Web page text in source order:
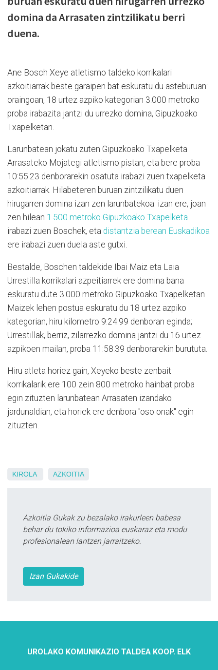
domina da Arrasaten zintzilikatu berri
duena.
Ane Bosch Xeye atletismo taldeko korrikalari
azkoitiarrak beste garaipen bat eskuratu du asteburuan:
oraingoan, 18 urtez azpiko kategorian 3.000 metroko
proba irabazita jantzi du urrezko domina, Gipuzkoako
Txapelketan.
Larunbatean jokatu zuten Gipuzkoako Txapelketa
Arrasateko Mojategi atletismo pistan, eta bere proba
10:55.23 denborarekin osatuta irabazi zuen txapelketa
azkoitiarrak. Hilabeteren buruan zintzilikatu duen
hirugarren domina izan zen larunbatekoa: izan ere, joan
zen hilean 1.500 metroko Gipuzkoako Txapelketa
irabazi zuen Boschek, eta distantzia berean Euskadikoa
ere irabazi zuen duela aste gutxi.
Bestalde, Boschen taldekide Ibai Maiz eta Laia
Urrestilla korrikalari azpeitiarrek ere domina bana
eskuratu dute 3.000 metroko Gipuzkoako Txapelketan.
Maizek lehen postua eskuratu du 18 urtez azpiko
kategorian, hiru kilometro 9:24.99 denboran eginda;
Urrestillak, berriz, zilarrezko domina jantzi du 16 urtez
azpikoen mailan, proba 11:58.39 denborarekin burututa.
Hiru atleta horiez gain, Xeyeko beste zenbait
korrikalarik ere 100 zein 800 metroko hainbat proba
egin zituzten larunbatean Arrasaten izandako
jardunaldian, eta horiek ere denbora "oso onak" egin
zituzten.
KIROLA AZKOITIA
Azkoitia Gukak zu bezalako irakurleen babesa
behar du tokiko informazioa euskaraz eta modu
profesionalean lantzen jarraitzeko.
Izan Gukakide
UROLAKO KOMUNIKAZIO TALDEA KOOP. ELK